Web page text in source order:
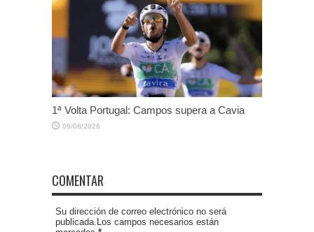
1ª Volta Portugal: Campos supera a Cavia
06/08/2026
COMENTAR
Su dirección de correo electrónico no será
publicada.Los campos necesarios están